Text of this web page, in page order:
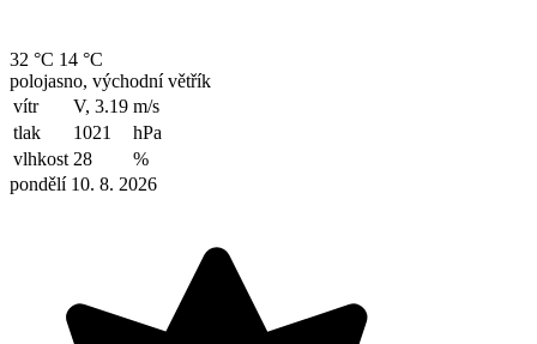
32 °C 14 °C
polojasno, východní větřík
vítr
V, 3.19 m/s
tlak
1021
hPa
vlhkost 28
%
pondělí 10. 8. 2026